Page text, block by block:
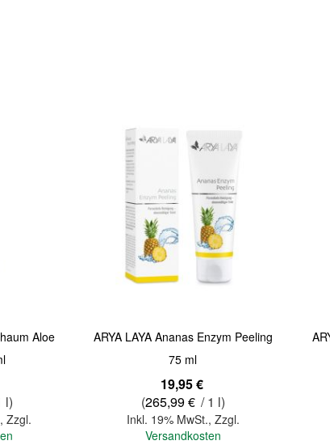
Quickview
Aloe
l)
, Zzgl.
ARYA LAYA Ananas Enzym Peeling
75 ml
19,95 €
(265,99 € / 1 l)
Inkl. 19% MwSt., Zzgl.
Versandkosten